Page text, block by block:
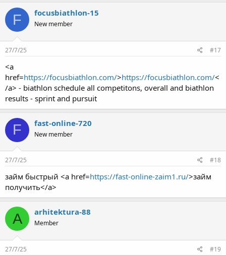
F focusbiathlon-15
New member
27/7/25 #17
<a
href=https://focusbiathlon.com/>https://focusbiathlon.com/<
/a> - biathlon schedule all competitons, overall and biathlon
results - sprint and pursuit
F fast-online-720
New member
27/7/25 #18
займ быстрый <a href=https://fast-online-zaim1.ru/>займ
получить</a>
A arhitektura-88
Member
27/7/25 #19